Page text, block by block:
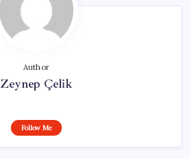
Author
Zeynep Çelik
Follow Me